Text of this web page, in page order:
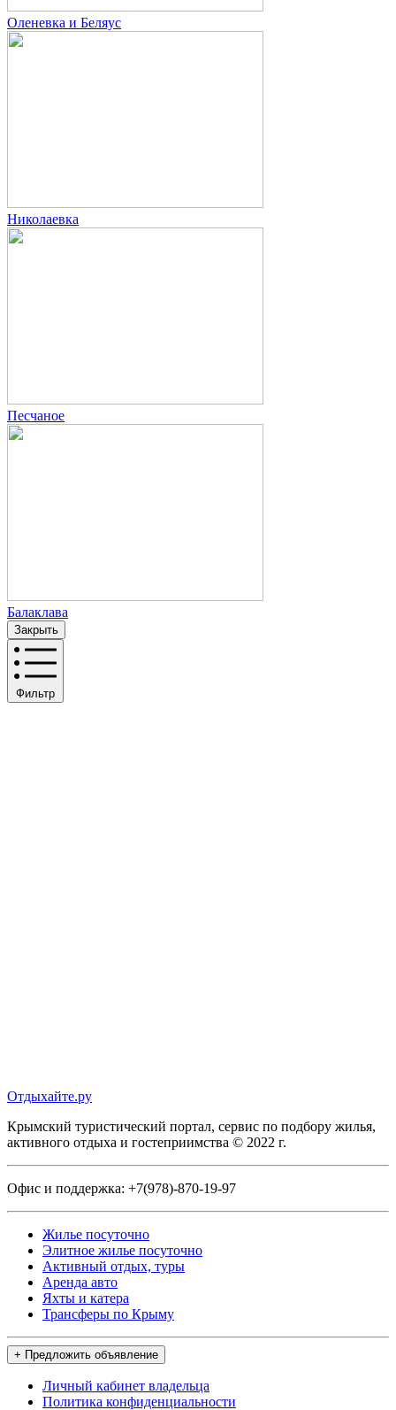
Оленевка и Беляус
Николаевка
Песчаное
Балаклава
Закрыть
Фильтр
Отдыхайте.ру
Крымский туристический портал, сервис по подбору жилья,
активного отдыха и гостеприимства © 2022 г.
Офис и поддержка: +7(978)-870-19-97
Жилье посуточно
Элитное жилье посуточно
Активный отдых, туры
Аренда авто
Яхты и катера
Трансферы по Крыму
+ Предложить объявление
Личный кабинет владельца
Политика конфиденциальности